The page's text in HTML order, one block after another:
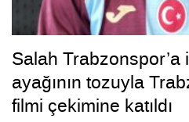
Salah Trabzonspor’a
ayağının tozuyla
filmi çekimine katıldı